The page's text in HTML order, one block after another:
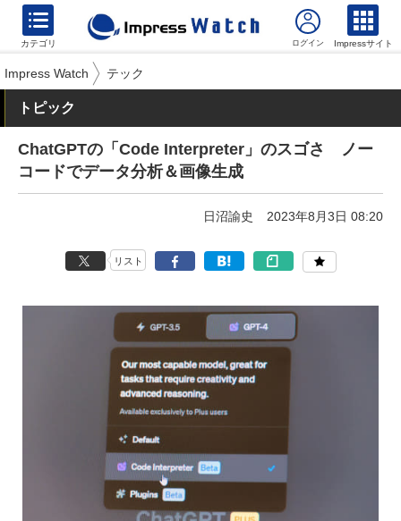
カテゴリ Impressサイト
Impress Watch テック
トピック
ChatGPTの「Code Interpreter」のスゴさ ノー
コードでデータ分析＆画像生成
日沼諭史 2023年8月3日 08:20
リスト